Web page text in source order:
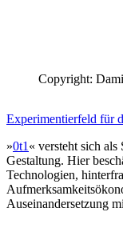
Copyright:
Experimentierfeld für
»0t1 « versteht sich
Gestaltung. Hier
Technologien,
Auseinandersetzung